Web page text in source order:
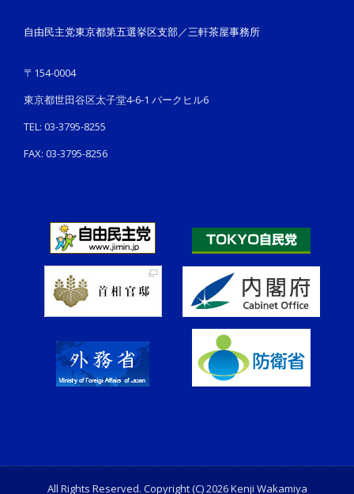
自由民主党東京都第五選挙区支部／三軒茶屋事務所
〒154-0004
東京都世田谷区太子堂4-6-1 パークヒル6
TEL: 03-3795-8255
FAX: 03-3795-8256
All Rights Reserved. Copyright (C) 2026 Kenji Wakamiya